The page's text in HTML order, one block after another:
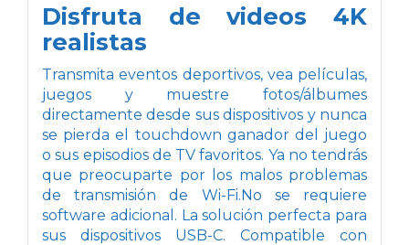
Disfruta de videos 4K
realistas
Transmita eventos deportivos, vea películas,
juegos y muestre fotos/álbumes
directamente desde sus dispositivos y nunca
se pierda el touchdown ganador del juego
o sus episodios de TV favoritos. Ya no tendrás
que preocuparte por los malos problemas
de transmisión de Wi-Fi.No se requiere
software adicional. La solución perfecta para
sus dispositivos USB-C. Compatible con